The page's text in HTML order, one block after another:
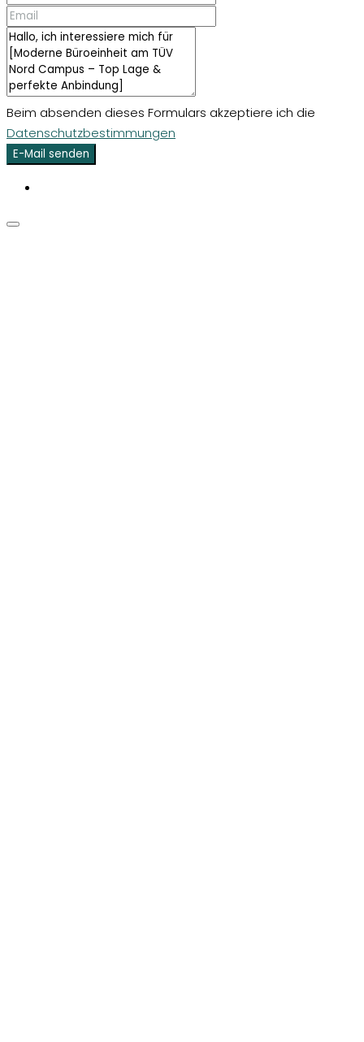
Beim absenden dieses Formulars akzeptiere ich die
Datenschutzbestimmungen
E-Mail senden